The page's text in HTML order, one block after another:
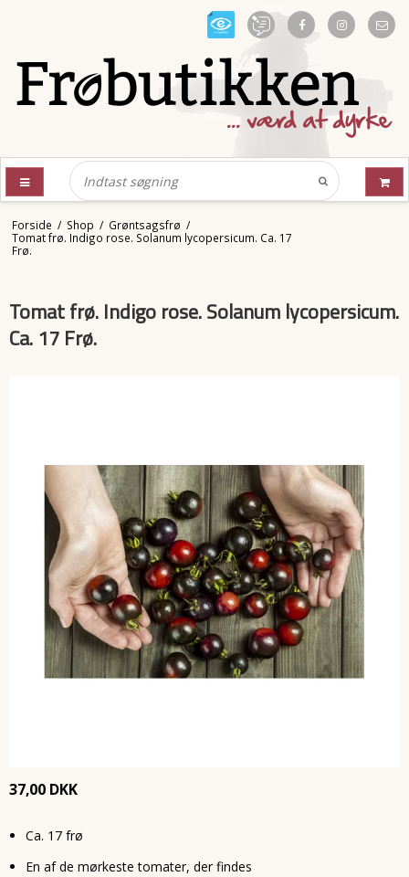
Forside / Shop / Grøntsagsfrø /
Tomat frø. Indigo rose. Solanum lycopersicum. Ca. 17
Frø.
Tomat frø. Indigo rose. Solanum lycopersicum.
Ca. 17 Frø.
37,00 DKK
Ca. 17 frø
En af de mørkeste tomater, der findes